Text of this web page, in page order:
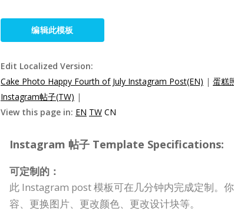
编辑此模板
Edit Localized Version:
Cake Photo Happy Fourth of July Instagram Post(EN) | 蛋糕
Instagram帖子(TW) |
View this page in: EN TW CN
Instagram 帖子 Template Specifications:
可定制的：
此 Instagram post 模板可在几分钟内完成定制。
容、更换图片、更改颜色、更改设计块等。